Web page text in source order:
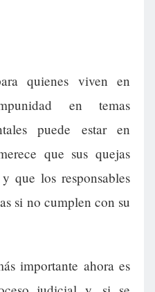
quienes viven en
en temas
puede estar en
que sus quejas
que los responsables
si no cumplen con su
importante ahora es